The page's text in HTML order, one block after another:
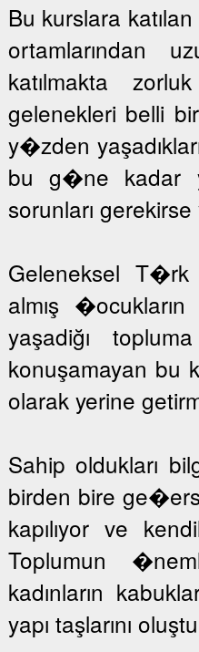
Bu kurslara
ortamlarından
katılmakta
gelenekleri belli
y�zden
bu g�ne kadar
sorunları
Geleneksel
almış
yaşadiğı
konuşamayan bu
olarak yerine
Sahip oldukları
birden bire
kapılıyor ve
Toplumun
kadınların
yapı taşlarını